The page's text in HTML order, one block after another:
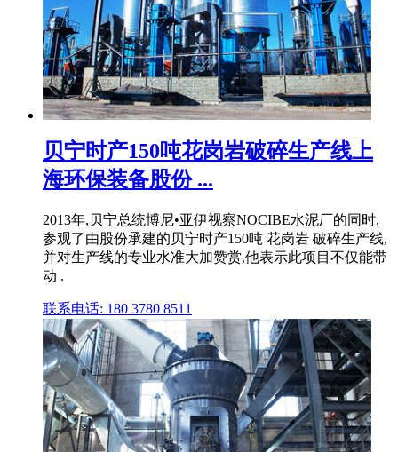
贝宁时产150吨花岗岩破碎生产线上
海环保装备股份 ...
2013年,贝宁总统博尼•亚伊视察NOCIBE水泥厂的同时,
参观了由股份承建的贝宁时产150吨 花岗岩 破碎生产线,
并对生产线的专业水准大加赞赏,他表示此项目不仅能带
动 .
联系电话: 180 3780 8511